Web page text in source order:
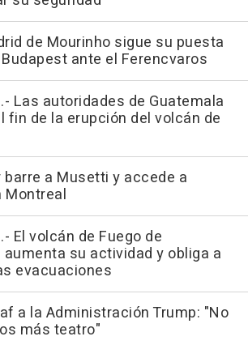
de Mourinho sigue su puesta
ante el Ferencvaros
Las autoridades de Guatemala
fin de la erupción del volcán de
barre a Musetti y accede a
Montreal
El volcán de Fuego de
aumenta su actividad y obliga a
evacuaciones
a la Administración Trump: "No
más teatro"